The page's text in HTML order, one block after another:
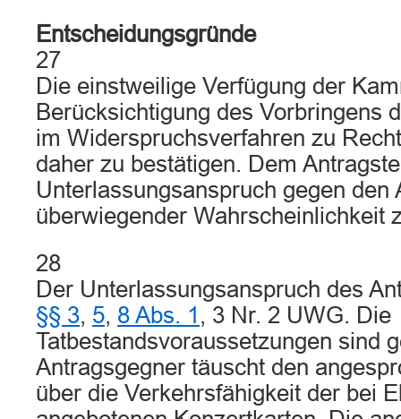
Entscheidungsgründe
27
Die einstweilige Verfügung der
Berücksichtigung des Vorbringens
im Widerspruchsverfahren zu
daher zu bestätigen. Dem
Unterlassungsanspruch gegen den
überwiegender Wahrscheinlichkeit
28
Der Unterlassungsanspruch des
§§ 3, 5, 8 Abs. 1 , 3 Nr. 2 UWG. Die
Tatbestandsvoraussetzungen sind
Antragsgegner täuscht den
über die Verkehrsfähigkeit der bei